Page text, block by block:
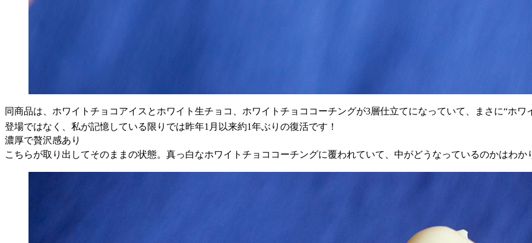
同商品は、ホワイトチョコアイスとホワイト生チョコ、ホワイトチョココーチングが3層仕立てになっていて、まさに“ホ
登場ではなく、私が記憶している限りでは昨年1 月以来約1年ぶりの復活です！
濃厚で贅沢感あり
こちらが取り出してそのままの状態。真っ白なホワイトチョココーチングに覆われていて、中がどうなっているのかはわか